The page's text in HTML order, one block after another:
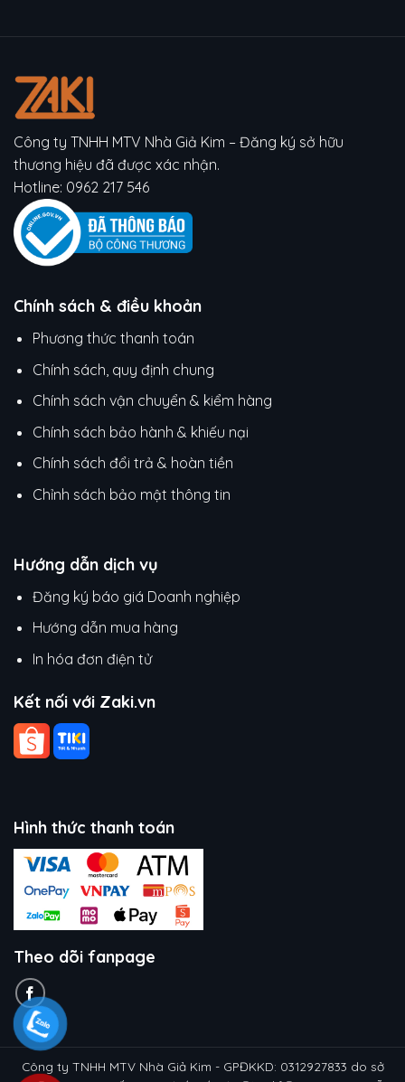
Công ty TNHH MTV Nhà Giả Kim – Đăng ký sở hữu
thương hiệu đã được xác nhận.
Hotline: 0962 217 546
Chính sách & điều khoản
Phương thức thanh toán
Chính sách, quy định chung
Chính sách vận chuyển & kiểm hàng
Chính sách bảo hành & khiếu nại
Chính sách đổi trả & hoàn tiền
Chỉnh sách bảo mật thông tin
Hướng dẫn dịch vụ
Đăng ký báo giá Doanh nghiệp
Hướng dẫn mua hàng
In hóa đơn điện tử
Kết nối với Zaki.vn
Hình thức thanh toán
Theo dõi fanpage
Công ty TNHH MTV Nhà Giả Kim - GPĐKKD: 0312927833 do sở